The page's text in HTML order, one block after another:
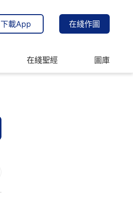
下載App 在綫作圖
在綫聖經 圖庫